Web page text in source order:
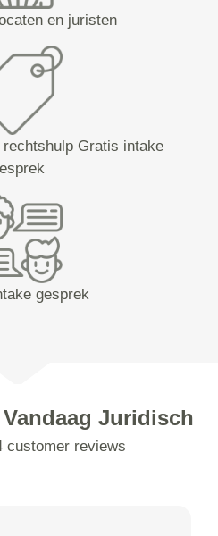
en juristen
Gratis intake
gesprek
Juridisch
customer reviews